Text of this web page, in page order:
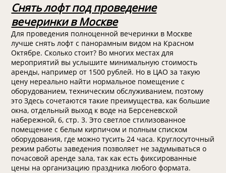
Снять лофт под проведение
вечеринки в Москве
Для проведения полноценной вечеринки в Москве
лучше снять лофт с панорамным видом на Красном
Октябре. Сколько стоит? Во многих местах для
мероприятий вы услышите минимальную стоимость
аренды, например от 1500 рублей. Но в ЦАО за такую
цену нереально найти нормальное помещение с
оборудованием, техническим обслуживанием, поэтому
это Здесь сочетаются такие преимущества, как большие
окна, отдельный выход к воде на Берсеневской
набережной, 6, стр. 3. Это светлое стилизованное
помещение с белым кирпичом и полным списком
оборудования, где можно тусить 24 часа. Круглосуточный
режим работы заведения позволяет не задумываться о
почасовой аренде зала, так как есть фиксированные
цены на организацию праздника любого формата.